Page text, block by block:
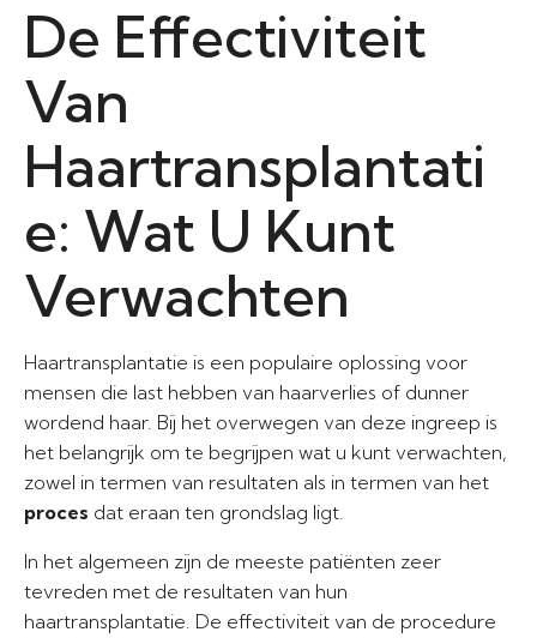
De Effectiviteit
Van
Haartransplantati
e: Wat U Kunt
Verwachten
Haartransplantatie is een populaire oplossing voor
mensen die last hebben van haarverlies of dunner
wordend haar. Bij het overwegen van deze ingreep is
het belangrijk om te begrijpen wat u kunt verwachten,
zowel in termen van resultaten als in termen van het
proces dat eraan ten grondslag ligt.
In het algemeen zijn de meeste patiënten zeer
tevreden met de resultaten van hun
haartransplantatie. De effectiviteit van de procedure